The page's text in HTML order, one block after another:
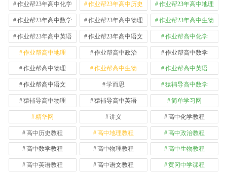
作业帮23年高中化学 作业帮23年高中历史 作业帮23年高中地理
作业帮23年高中数学 作业帮23年高中物理 作业帮23年高中生物
作业帮23年高中英语 作业帮23年高中语文 作业帮高中化学
作业帮高中地理 作业帮高中政治 作业帮高中数学
作业帮高中物理 作业帮高中生物 作业帮高中英语
作业帮高中语文 学而思 猿辅导高中数学
猿辅导高中物理 猿辅导高中英语 简单学习网
精华网 讲义 高中化学教程
高中历史教程 高中地理教程 高中政治教程
高中数学教程 高中物理教程 高中生物教程
高中英语教程 高中语文教程 黄冈中学课程